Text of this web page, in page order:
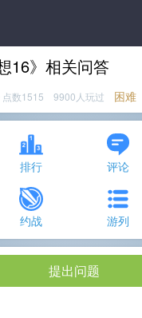
16》相关问答
点数1515 9900人玩过 困难
排行 评论
约战 游列
提出问题